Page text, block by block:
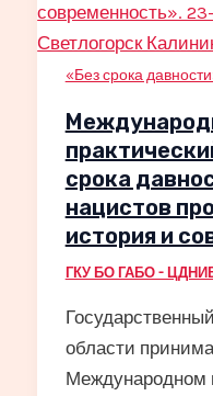
«Без срока
срока
нацистов
история и
ГКУ БО ГАБО -
области
Международном